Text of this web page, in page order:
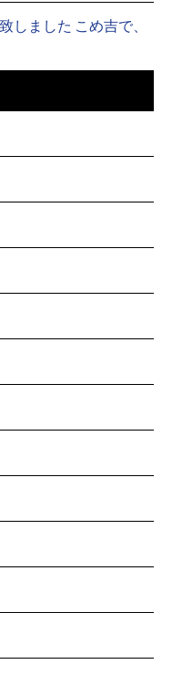
しました こめ吉で、